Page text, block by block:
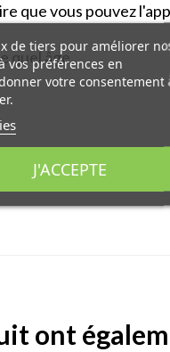
que vous pouvez
quel âge.
ont
de tiers pour améliorer
vos préférences en
votre consentement
J'ACCEPTE